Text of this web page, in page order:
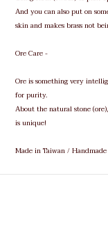
And you can also put on
skin and makes brass not
Ore Care -
Ore is something very
for purity.
About the natural stone
is unique!
Made in Taiwan / Handmade